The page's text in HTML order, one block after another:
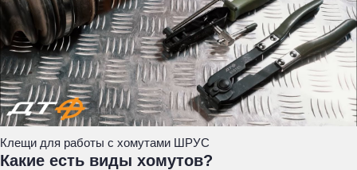
Клещи для работы с хомутами ШРУС
Какие есть виды хомутов?